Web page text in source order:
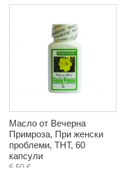
Масло от Вечерна
Примроза, При женски
проблеми, ТНТ, 60
капсули
6,50 €